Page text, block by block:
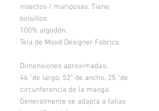
insectos / mariposas. Tiene
bolsillos.
100% algodón.
Tela de Mood Designer Fabrics.
Dimensiones aproximadas:
46 "de largo, 52" de ancho, 25 "de
circunferencia de la manga.
Generalmente se adapta a tallas